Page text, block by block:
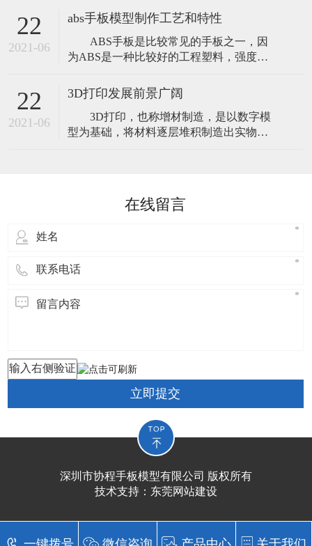
能度要求达到0.02mm公差时，加工设备以及
技术师傅等投入的人力物力成本相对也会
高许多； 2、零件结构（复杂程度以及
尺寸大小）：产品整体尺寸很大那么所用
22
2021-06
abs手板模型制作工艺和特性
ABS手板是比较常见的手板之一，因
为ABS是一种比较好的工程塑料，强度能
试功能，打磨上色，打磨ABS材质的话，
也是比较容易的，abs材料还具有抗冲击
性，具有耐腐蚀性，能耐得了低温的抵
抗，而且表面光滑程度也是保证得到，一
22
2021-06
3D打印发展前景广阔
3D打印，也称增材制造，是以数字模
型为基础，将材料逐层堆积制造出实物的
件，3D打印机已广泛应用于诸多领域。
在线留言
立即提交
深圳市协程手板模型有限公司 版权所有
技术支持： 东莞网站建设​